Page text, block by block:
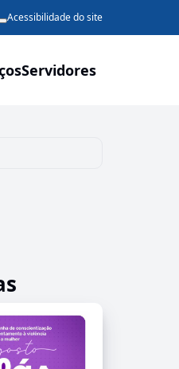
Acessibilidade do site
Servidores